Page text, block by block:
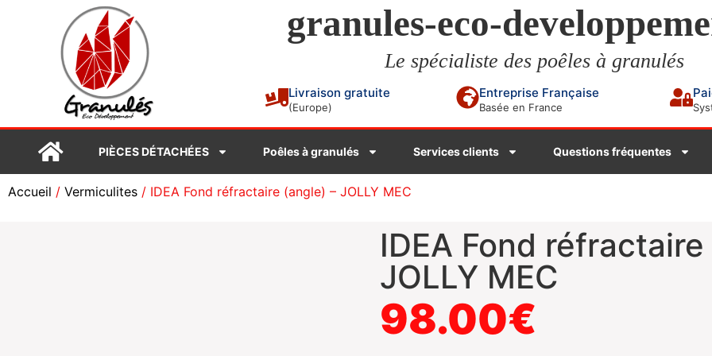
granules-eco-
Le spécialiste des poêles à granulés
Livraison gratuite
(Europe)
Entreprise Française
Basée en France
PIÈCES DÉTACHÉES Poêles à granulés Services clients Questions fréquentes
Accueil / Vermiculites / IDEA Fond réfractaire (angle) – JOLLY MEC
IDEA Fond
JOLLY MEC
98.00€